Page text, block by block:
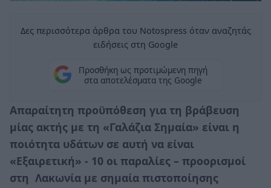
Δες περισσότερα άρθρα του Notospress όταν αναζητάς
ειδήσεις στη Google
Προσθήκη ως προτιμώμενη πηγή
στα αποτελέσματα της Google
Απαραίτητη προϋπόθεση για τη βράβευση
μίας ακτής με τη «Γαλάζια Σημαία» είναι η
ποιότητα υδάτων σε αυτή να είναι
«Εξαιρετική» - 10 οι παραλίες – προορισμοί
στη Λακωνία με σημαία πιστοποίησης